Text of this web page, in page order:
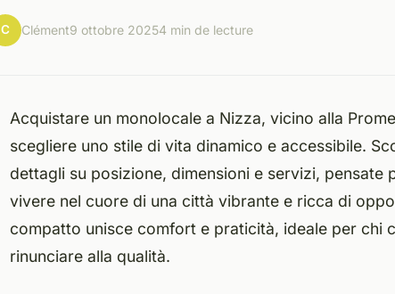
C Clément9 ottobre 20254 min de lecture
Acquistare un monolocale a Nizza, vicino alla
scegliere uno stile di vita dinamico e accessibile.
dettagli su posizione, dimensioni e servizi, pensate
vivere nel cuore di una città vibrante e ricca di
compatto unisce comfort e praticità, ideale per chi
rinunciare alla qualità.